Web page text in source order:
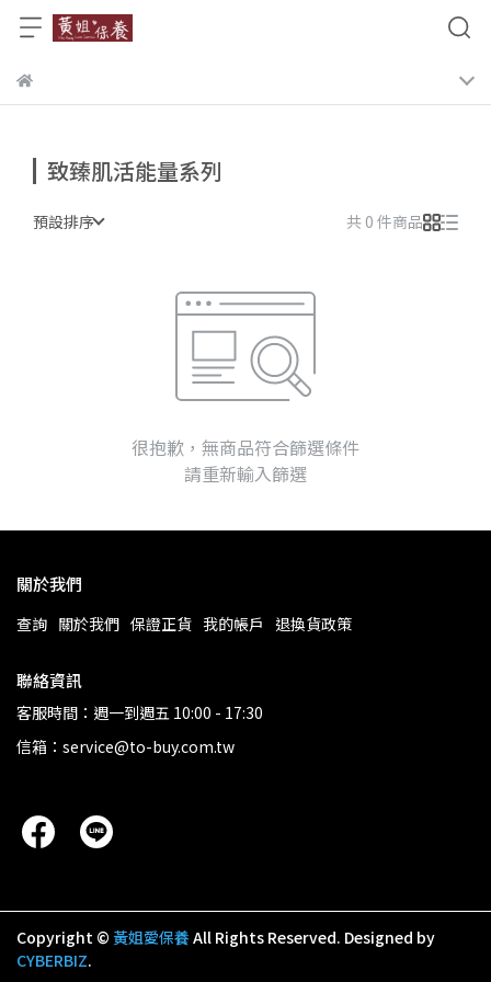
致臻肌活能量系列
預設排序 共 0 件商品
很抱歉，無商品符合篩選條件
請重新輸入篩選
關於我們
查詢 關於我們 保證正貨 我的帳戶 退換貨政策
聯絡資訊
客服時間：週一到週五 10:00 - 17:30
信箱：service@to-buy.com.tw
Copyright © 黃姐愛保養 All Rights Reserved. Designed by
CYBERBIZ.